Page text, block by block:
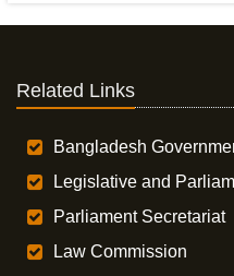
Related Links
Bangladesh
Legislative and
Parliament Secretariat
Law Commission